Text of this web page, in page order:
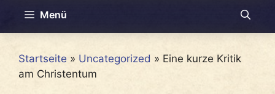
Menü
Startseite » Uncategorized » Eine kurze Kritik
am Christentum